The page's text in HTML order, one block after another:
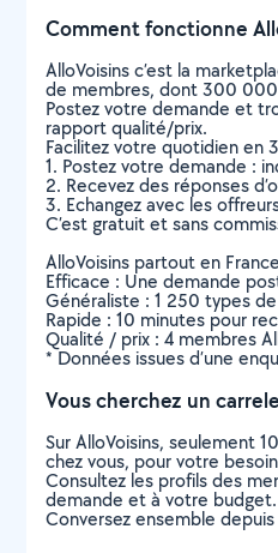
Comment fonctionne
AlloVoisins c’est la
de membres, dont 300
Postez votre demande et
rapport qualité/prix.
Facilitez votre quotidien en
1. Postez votre demande :
2. Recevez des réponses
3. Echangez avec les
C’est gratuit et sans
AlloVoisins partout en
Efficace : Une demande
Généraliste : 1 250 types
Rapide : 10 minutes pour
Qualité / prix : 4 membres
* Données issues d’une
Vous cherchez un
Sur AlloVoisins, seulement
chez vous, pour votre
Consultez les profils des
demande et à votre budget.
Conversez ensemble